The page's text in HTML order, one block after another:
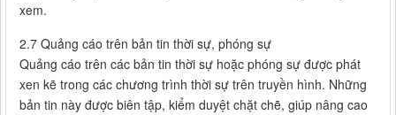
xem.
2.7 Quảng cáo trên bản tin thời sự, phóng sự
Quảng cáo trên các bản tin thời sự hoặc phóng sự được phát
xen kẽ trong các chương trình thời sự trên truyền hình. Những
bản tin này được biên tập, kiểm duyệt chặt chẽ, giúp nâng cao